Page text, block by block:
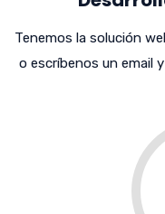
Tenemos la solución
o escríbenos un email